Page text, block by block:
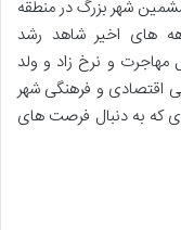
شهر بزرگ در منطقه
های اخیر شاهد رشد
و نرخ زاد و ولد
اقتصادی و فرهنگی شهر
که به دنبال فرصت های